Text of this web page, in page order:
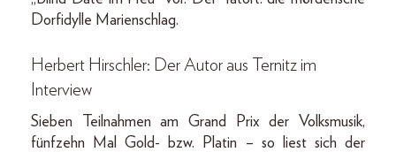
Dorfidylle Marienschlag.
Herbert Hirschler: Der Autor aus Ternitz im
Interview
Sieben Teilnahmen am Grand Prix der Volksmusik,
fünfzehn Mal Gold- bzw. Platin – so liest sich der